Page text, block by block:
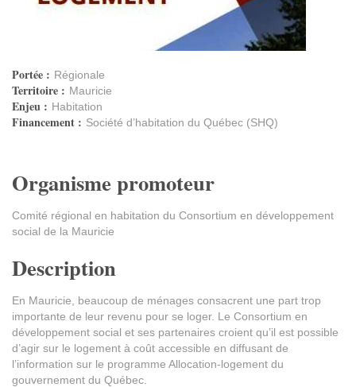
Portée : Régionale
Territoire : Mauricie
Enjeu : Habitation
Financement : Société d’habitation du Québec (SHQ)
Organisme promoteur
Comité régional en habitation du Consortium en développement
social de la Mauricie
Description
En Mauricie, beaucoup de ménages consacrent une part trop
importante de leur revenu pour se loger. Le Consortium en
développement social et ses partenaires croient qu’il est possible
d’agir sur le logement à coût accessible en diffusant de
l’information sur le programme Allocation-logement du
gouvernement du Québec.